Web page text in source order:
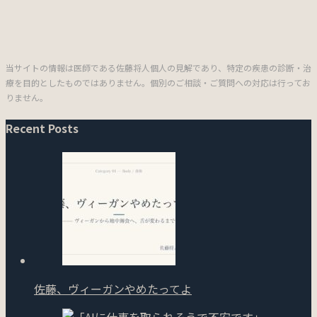
当サイトの情報は医師である佐藤将人個人の見解であり、特定の疾患の診断・治
療を目的としたものではありません。個別のご相談・ご質問への対応は行ってお
りません。
Recent Posts
佐藤、ヴィーガンやめたってよ